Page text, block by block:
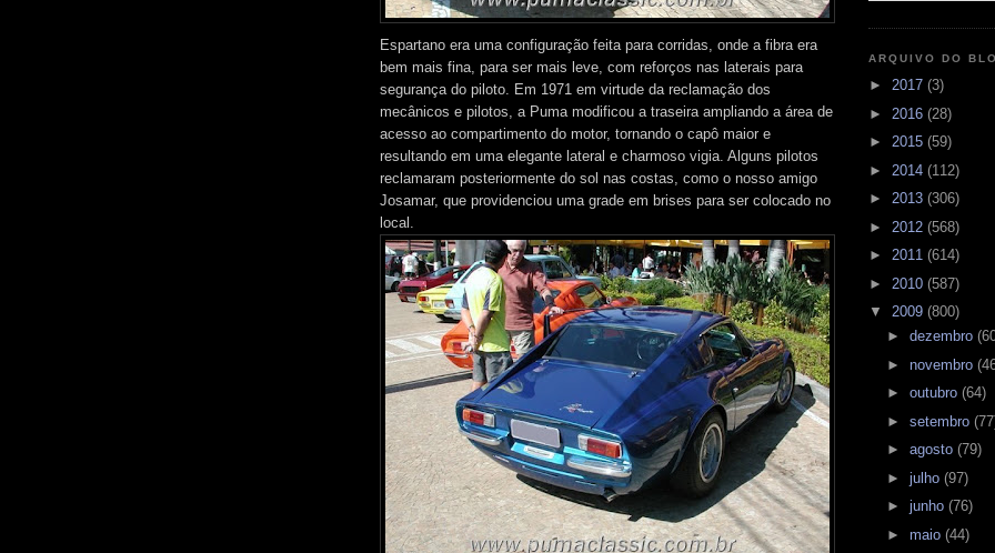
Espartano era uma configuração feita para corridas, onde a fibra era
bem mais fina, para ser mais leve, com reforços nas laterais para
segurança do piloto. Em 1971 em virtude da reclamação dos
mecânicos e pilotos, a Puma modificou a traseira ampliando a área de
acesso ao compartimento do motor, tornando o capô maior e
resultando em uma elegante lateral e charmoso vigia. Alguns pilotos
reclamaram posteriormente do sol nas costas, como o nosso amigo
Josamar, que providenciou uma grade em brises para ser colocado no
local.
ARQUIVO DO
► 2017 (3)
► 2016 (28)
► 2015 (59)
► 2014 (112)
► 2013 (306)
► 2012 (568)
► 2011 (614)
► 2010 (587)
▼ 2009 (800)
► dezembro
► novembro
► outubro (64)
► setembro
► agosto (79)
► julho (97)
► junho (76)
► maio (44)